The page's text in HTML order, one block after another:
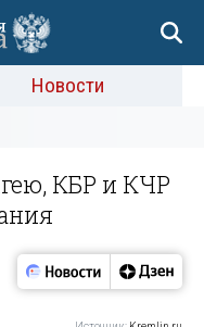
Новости
КБР и КЧР